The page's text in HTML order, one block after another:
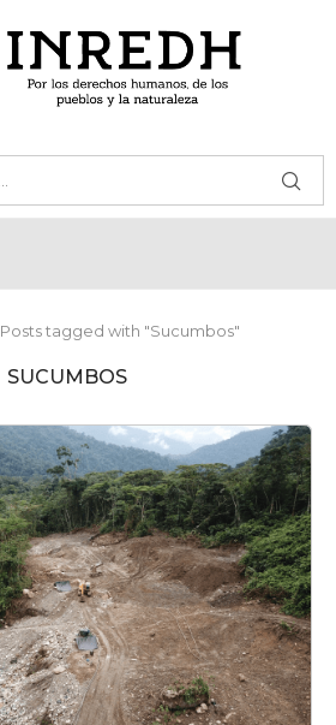
Posts tagged with "Sucumbos"
SUCUMBOS